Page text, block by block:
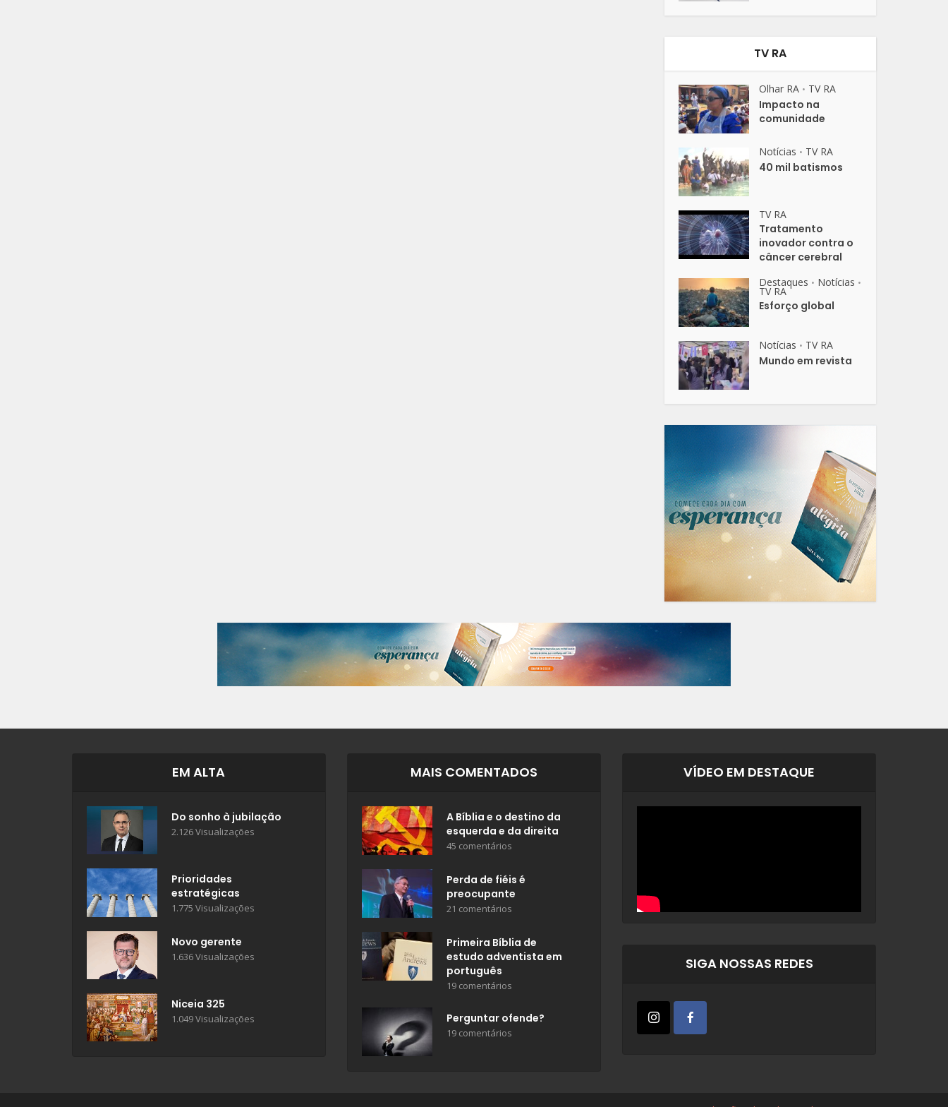
TV RA
Olhar RA • TV RA
Impacto na
comunidade
Notícias • TV RA
40 mil batismos
TV RA
Tratamento
inovador contra o
câncer cerebral
Destaques • Notícias •
TV RA
Esforço global
Notícias • TV RA
Mundo em revista
EM ALTA
Do sonho à jubilação
2.126 Visualizações
Prioridades
estratégicas
1.775 Visualizações
Novo gerente
1.636 Visualizações
Niceia 325
1.049 Visualizações
MAIS COMENTADOS
A Bíblia e o destino da
esquerda e da direita
45 comentários
Perda de fiéis é
preocupante
21 comentários
Primeira Bíblia de
estudo adventista em
português
19 comentários
Perguntar ofende?
19 comentários
VÍDEO EM DESTAQUE
SIGA NOSSAS REDES